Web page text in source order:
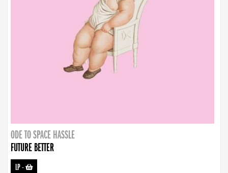
ODE TO SPACE HASSLE
FUTURE BETTER
LP-